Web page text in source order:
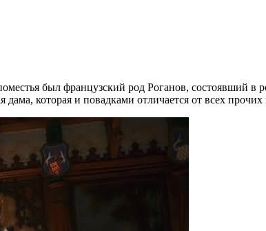
был французский род Роганов, состоявший в
которая и повадками отличается от всех